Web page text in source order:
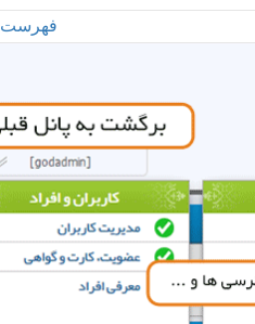
فهرست